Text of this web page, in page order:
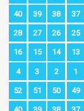
40 39 38 37
28 27 26 25
16 15 14 13
4 3 2 1
52 51 50 49